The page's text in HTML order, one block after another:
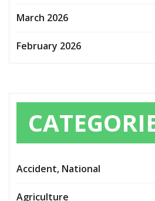
March 2026
February 2026
Accident, National
Agriculture